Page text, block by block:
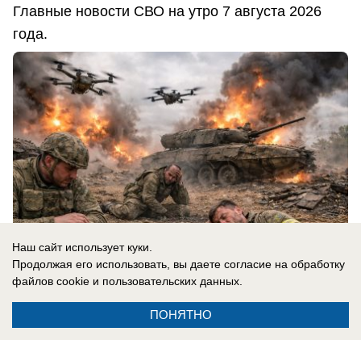
Главные новости СВО на утро 7 августа 2026
года.
Наш сайт использует куки.
Продолжая его использовать, вы даете согласие на обработку
файлов cookie и пользовательских данных.
ПОНЯТНО